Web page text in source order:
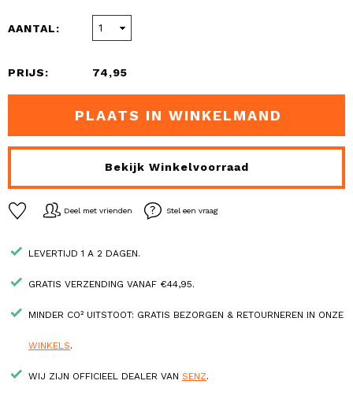
AANTAL:
PRIJS: 74,95
PLAATS IN WINKELMAND
Bekijk Winkelvoorraad
Deel met vrienden Stel een vraag
LEVERTIJD 1 A 2 DAGEN.
GRATIS VERZENDING VANAF €44,95.
MINDER CO² UITSTOOT: GRATIS BEZORGEN & RETOURNEREN IN ONZE
WINKELS.
WIJ ZIJN OFFICIEEL DEALER VAN SENZ.